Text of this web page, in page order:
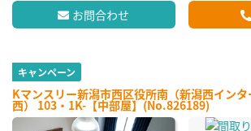
お問合わせ
キャンペーン
Kマンスリー新潟市西区役所南（新潟西イン
西） 103・1K-【中部屋】(No.826189)